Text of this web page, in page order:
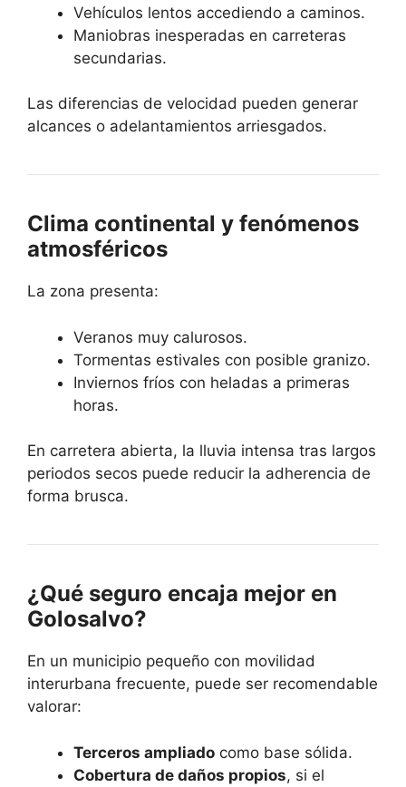
Vehículos lentos accediendo a caminos.
Maniobras inesperadas en carreteras
secundarias.
Las diferencias de velocidad pueden generar
alcances o adelantamientos arriesgados.
Clima continental y fenómenos
atmosféricos
La zona presenta:
Veranos muy calurosos.
Tormentas estivales con posible granizo.
Inviernos fríos con heladas a primeras
horas.
En carretera abierta, la lluvia intensa tras largos
periodos secos puede reducir la adherencia de
forma brusca.
¿Qué seguro encaja mejor en
Golosalvo?
En un municipio pequeño con movilidad
interurbana frecuente, puede ser recomendable
valorar:
Terceros ampliado como base sólida.
Cobertura de daños propios, si el